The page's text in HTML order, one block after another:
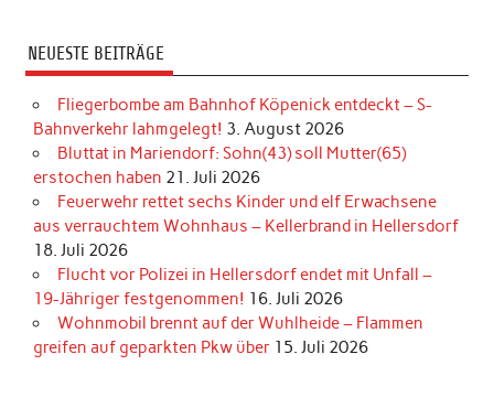
NEUESTE BEITRÄGE
Fliegerbombe am Bahnhof Köpenick entdeckt – S-
Bahnverkehr lahmgelegt! 3. August 2026
Bluttat in Mariendorf: Sohn(43) soll Mutter(65)
erstochen haben 21. Juli 2026
Feuerwehr rettet sechs Kinder und elf Erwachsene
aus verrauchtem Wohnhaus – Kellerbrand in Hellersdorf
18. Juli 2026
Flucht vor Polizei in Hellersdorf endet mit Unfall –
19-Jähriger festgenommen! 16. Juli 2026
Wohnmobil brennt auf der Wuhlheide – Flammen
greifen auf geparkten Pkw über 15. Juli 2026